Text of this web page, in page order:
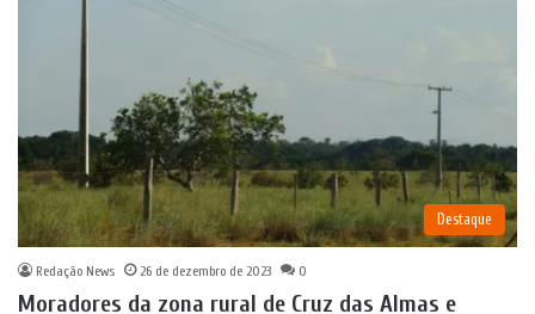
Destaque
Redação News 26 de dezembro de 2023 0
Moradores da zona rural de Cruz das Almas e